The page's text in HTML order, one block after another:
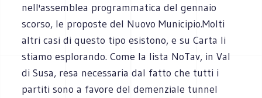
nell'assemblea programmatica del gennaio
scorso, le proposte del Nuovo Municipio.Molti
altri casi di questo tipo esistono, e su Carta li
stiamo esplorando. Come la lista NoTav, in Val
di Susa, resa necessaria dal fatto che tutti i
partiti sono a favore del demenziale tunnel